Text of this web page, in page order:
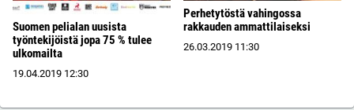
Suomen pelialan uusista
työntekijöistä jopa 75 % tulee
ulkomailta
19.04.2019 12:30
Perhetytöstä vahingossa
rakkauden ammattilaiseksi
26.03.2019 11:30